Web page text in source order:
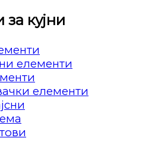
кујни
елементи
елементи